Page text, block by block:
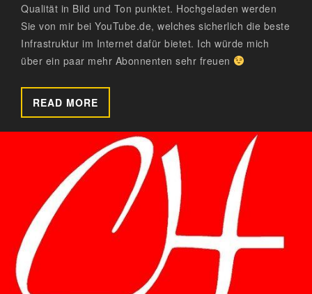
Qualität in Bild und Ton punktet. Hochgeladen werden
Sie von mir bei YouTube.de, welches sicherlich die beste
Infrastruktur im Internet dafür bietet. Ich würde mich
über ein paar mehr Abonnenten sehr freuen
READ MORE